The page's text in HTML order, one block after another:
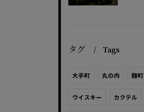
タグ Tags
大手町 丸の内 麹町
ウイスキー カクテル